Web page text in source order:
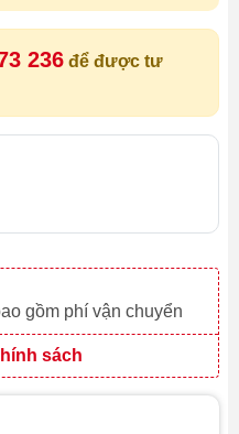
236 để được tư
gồm phí vận chuyển
sách